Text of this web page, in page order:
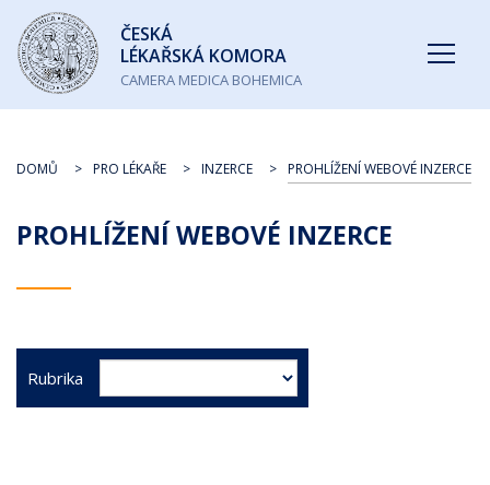
Česká
lékařská
komora
ČESKÁ
LÉKAŘSKÁ KOMORA
CAMERA MEDICA BOHEMICA
PROHLÍŽENÍ WEBOVÉ INZERCE
DOMŮ PRO LÉKAŘE INZERCE PROHLÍŽENÍ WEBOVÉ INZERCE
Rubrika